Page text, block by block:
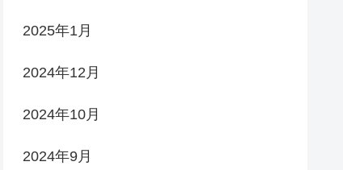
2025年1月
2024年12月
2024年10月
2024年9月